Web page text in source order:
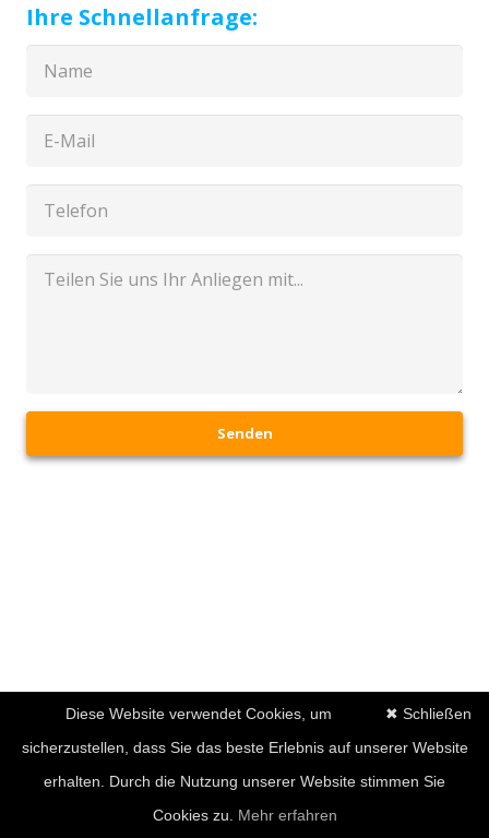
Ihre Schnellanfrage:
Senden
✖ Schließen
Diese Website verwendet Cookies, um
sicherzustellen, dass Sie das beste Erlebnis auf unserer Website
erhalten. Durch die Nutzung unserer Website stimmen Sie
Cookies zu. Mehr erfahren